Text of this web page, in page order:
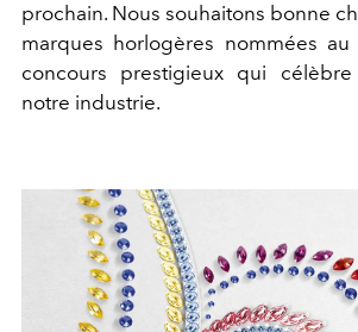
prochain. Nous souhaitons bonne
marques horlogères nommées au
concours prestigieux qui célèbre
notre industrie.